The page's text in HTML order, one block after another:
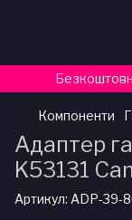
Компоненти
Адаптер
K53131
Артикул: ADP-39-